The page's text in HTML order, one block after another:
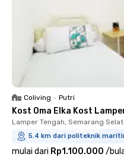
Coliving • Putri
Kost Oma Elka Kost
Lamper Tengah, Semarang
5.4 km dari politeknik
mulai dari Rp1.100.000 /